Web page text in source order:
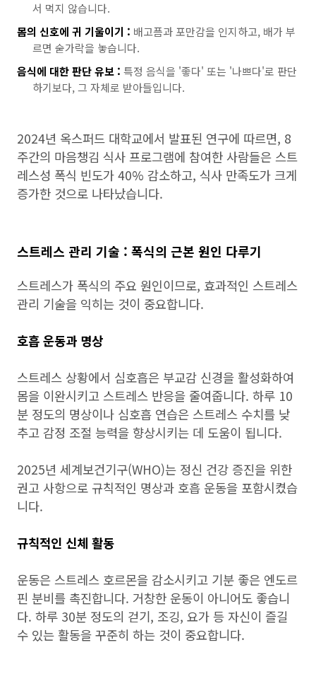
서 먹지 않습니다.
몸의 신호에 귀 기울이기 : 배고픔과 포만감을 인지하고, 배가 부
르면 숟가락을 놓습니다.
음식에 대한 판단 유보 : 특정 음식을 '좋다' 또는 '나쁘다'로 판단
하기보다, 그 자체로 받아들입니다.
2024년 옥스퍼드 대학교에서 발표된 연구에 따르면, 8
주간의 마음챙김 식사 프로그램에 참여한 사람들은 스트
레스성 폭식 빈도가 40% 감소하고, 식사 만족도가 크게
증가한 것으로 나타났습니다.
스트레스 관리 기술 : 폭식의 근본 원인 다루기
스트레스가 폭식의 주요 원인이므로, 효과적인 스트레스
관리 기술을 익히는 것이 중요합니다.
호흡 운동과 명상
스트레스 상황에서 심호흡은 부교감 신경을 활성화하여
몸을 이완시키고 스트레스 반응을 줄여줍니다. 하루 10
분 정도의 명상이나 심호흡 연습은 스트레스 수치를 낮
추고 감정 조절 능력을 향상시키는 데 도움이 됩니다.
2025년 세계보건기구(WHO)는 정신 건강 증진을 위한
권고 사항으로 규칙적인 명상과 호흡 운동을 포함시켰습
니다.
규칙적인 신체 활동
운동은 스트레스 호르몬을 감소시키고 기분 좋은 엔도르
핀 분비를 촉진합니다. 거창한 운동이 아니어도 좋습니
다. 하루 30분 정도의 걷기, 조깅, 요가 등 자신이 즐길
수 있는 활동을 꾸준히 하는 것이 중요합니다.